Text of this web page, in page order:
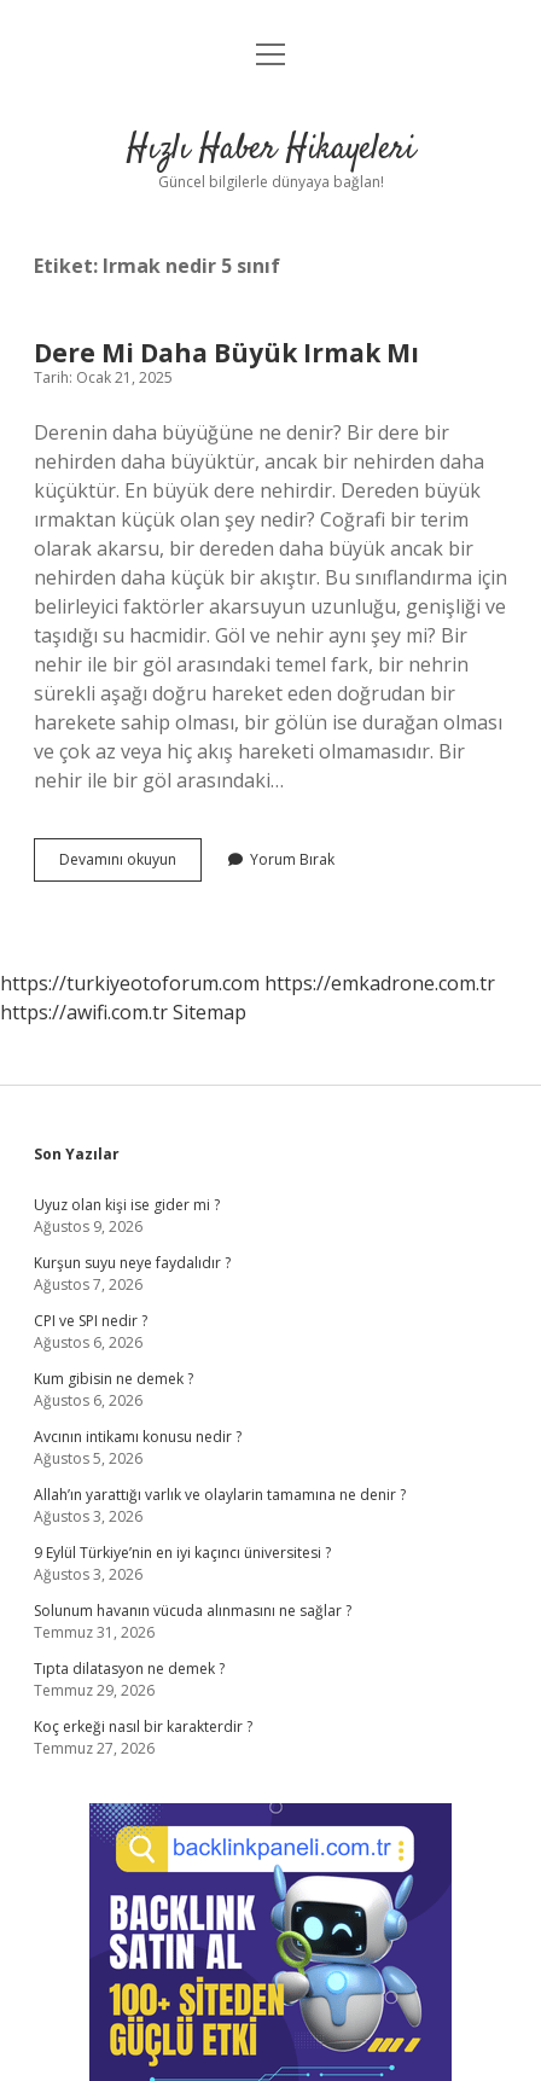
Anasayfa
Yasal Uyarı
menüyü
Hızlı Haber Hikayeleri
Güncel bilgilerle dünyaya bağlan!
Etiket: Irmak nedir 5 sınıf
Dere Mi Daha Büyük Irmak Mı
Tarih: Ocak 21, 2025
Derenin daha büyüğüne ne denir? Bir dere bir
nehirden daha büyüktür, ancak bir nehirden daha
küçüktür. En büyük dere nehirdir. Dereden büyük
ırmaktan küçük olan şey nedir? Coğrafi bir terim
olarak akarsu, bir dereden daha büyük ancak bir
nehirden daha küçük bir akıştır. Bu sınıflandırma için
belirleyici faktörler akarsuyun uzunluğu, genişliği ve
taşıdığı su hacmidir. Göl ve nehir aynı şey mi? Bir
nehir ile bir göl arasındaki temel fark, bir nehrin
sürekli aşağı doğru hareket eden doğrudan bir
harekete sahip olması, bir gölün ise durağan olması
ve çok az veya hiç akış hareketi olmamasıdır. Bir
nehir ile bir göl arasındaki…
Devamını okuyun
Mi
Yorum Bırak
https://turkiyeotoforum.com https://emkadrone.com.tr
https://awifi.com.trSitemap
Sidebar
Son Yazılar
Uyuz olan kişi ise gider mi ?
Ağustos 9, 2026
Kurşun suyu neye faydalıdır ?
Ağustos 7, 2026
CPI ve SPI nedir ?
Ağustos 6, 2026
Kum gibisin ne demek ?
Ağustos 6, 2026
Avcının intikamı konusu nedir ?
Ağustos 5, 2026
Allah’ın yarattığı varlık ve olaylarin tamamına ne denir ?
Ağustos 3, 2026
9 Eylül Türkiye’nin en iyi kaçıncı üniversitesi ?
Ağustos 3, 2026
Solunum havanın vücuda alınmasını ne sağlar ?
Temmuz 31, 2026
Tıpta dilatasyon ne demek ?
Temmuz 29, 2026
Koç erkeği nasıl bir karakterdir ?
Temmuz 27, 2026